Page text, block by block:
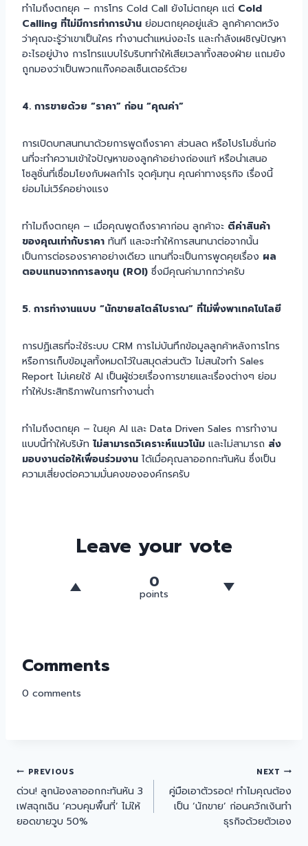
ทำไมถึงตกยุค – การโทร Cold Call ยังไม่ตกยุค แต่ Cold
Calling ที่ไม่มีการทำการบ้าน ย่อมตกยุคอยู่แล้ว ลูกค้าคาดหวัง
ว่าคุณจะรู้ว่าเขาเป็นใคร ทำงานตำแหน่งอะไร และกำลังเผชิญปัญหา
อะไรอยู่บ้าง การโทรแบบไร้บริบททำให้เสียเวลาทั้งสองฝ่าย แถมยัง
ถูกมองว่าเป็นพวกแก๊งคอลเซ็นเตอร์ด้วย
4. การขายด้วย “ราคา” ก่อน “คุณค่า”
การเปิดบทสนทนาด้วยการพูดถึงราคา ส่วนลด หรือโปรโมชั่นก่อ
นที่จะทำความเข้าใจปัญหาของลูกค้าอย่างถ่องแท้ หรือนำเสนอ
โซลูชั่นที่เชื่อมโยงกับผลกำไร จุดคุ้มทุน คุณค่าทางธุรกิจ เรื่องนี้
ย่อมไม่เวิร์คอย่างแรง
ทำไมถึงตกยุค – เมื่อคุณพูดถึงราคาก่อน ลูกค้าจะ ตีค่าสินค้า
ของคุณเท่ากับราคา ทันที และจะทำให้การสนทนาต่อจากนั้น
เป็นการต่อรองราคาอย่างเดียว แทนที่จะเป็นการพูดคุยเรื่อง ผล
ตอบแทนจากการลงทุน (ROI) ซึ่งมีคุณค่ามากกว่าครับ
5. การทำงานแบบ “นักขายสไตล์โบราณ” ที่ไม่พึ่งพาเทคโนโลยี
การปฏิเสธที่จะใช้ระบบ CRM การไม่บันทึกข้อมูลลูกค้าหลังการโทร
หรือการเก็บข้อมูลทั้งหมดไว้ในสมุดส่วนตัว ไม่สนใจทำ Sales
Report ไม่เคยใช้ AI เป็นผู้ช่วยเรื่องการขายและเรื่องต่างๆ ย่อม
ทำให้ประสิทธิภาพในการทำงานต่ำ
ทำไมถึงตกยุค – ในยุค AI และ Data Driven Sales การทำงาน
แบบนี้ทำให้บริษัท ไม่สามารถวิเคราะห์แนวโน้ม และไม่สามารถ ส่ง
มอบงานต่อให้เพื่อนร่วมงาน ได้เมื่อคุณลาออกกะทันหัน ซึ่งเป็น
ความเสี่ยงต่อความมั่นคงขององค์กรครับ
Leave your vote
0
points
Comments
0 comments
PREVIOUS
ด่วน! ลูกน้องลาออกกะทันหัน 3
เฟสฉุกเฉิน ‘ควบคุมพื้นที่’ ไม่ให้
ยอดขายวูบ 50%
NEXT
คู่มือเอาตัวรอด! ทำไมคุณต้อง
เป็น ‘นักขาย’ ก่อนควักเงินทำ
ธุรกิจด้วยตัวเอง